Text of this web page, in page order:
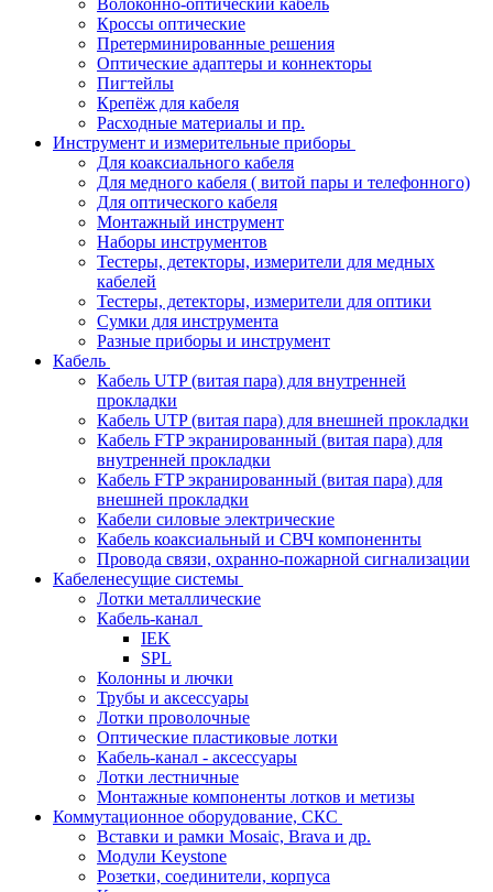
Волоконно-оптический кабель
Кроссы оптические
Претерминированные решения
Оптические адаптеры и коннекторы
Пигтейлы
Крепёж для кабеля
Расходные материалы и пр.
Инструмент и измерительные приборы
Для коаксиального кабеля
Для медного кабеля ( витой пары и телефонного)
Для оптического кабеля
Монтажный инструмент
Наборы инструментов
Тестеры, детекторы, измерители для медных
кабелей
Тестеры, детекторы, измерители для оптики
Сумки для инструмента
Разные приборы и инструмент
Кабель
Кабель UTP (витая пара) для внутренней
прокладки
Кабель UTP (витая пара) для внешней прокладки
Кабель FTP экранированный (витая пара) для
внутренней прокладки
Кабель FTP экранированный (витая пара) для
внешней прокладки
Кабели силовые электрические
Кабель коаксиальный и СВЧ компоненнты
Провода связи, охранно-пожарной сигнализации
Кабеленесущие системы
Лотки металлические
Кабель-канал
IEK
SPL
Колонны и лючки
Трубы и аксессуары
Лотки проволочные
Оптические пластиковые лотки
Кабель-канал - аксессуары
Лотки лестничные
Монтажные компоненты лотков и метизы
Коммутационное оборудование, СКС
Вставки и рамки Mosaic, Brava и др.
Модули Keystone
Розетки, соединители, корпуса